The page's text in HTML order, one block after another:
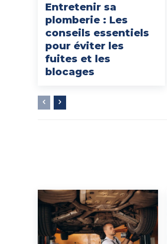
Entretenir sa
plomberie : Les
conseils essentiels
pour éviter les
fuites et les
blocages